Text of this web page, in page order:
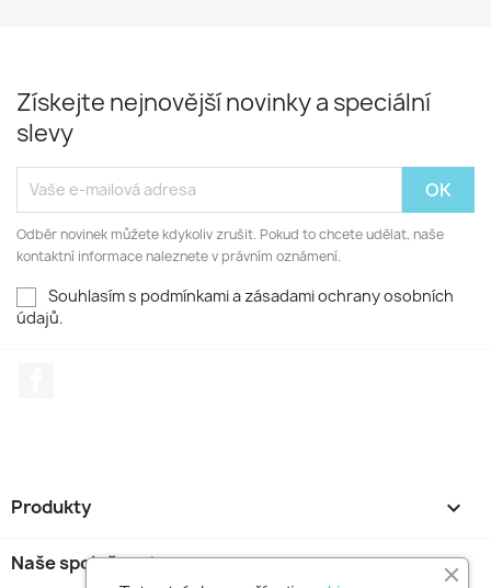
Získejte nejnovější novinky a speciální
slevy
Odběr novinek můžete kdykoliv zrušit. Pokud to chcete udělat, naše
kontaktní informace naleznete v právním oznámení.
Souhlasím s podmínkami a zásadami ochrany osobních
údajů.
Produkty 
Naše společnost 